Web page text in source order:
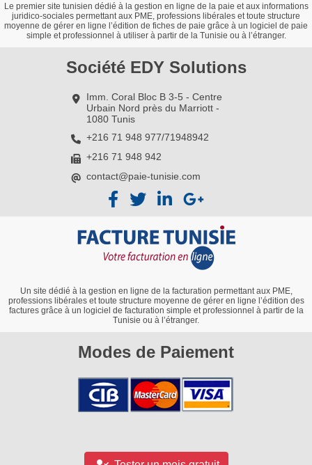
Le premier site tunisien dédié à la gestion en ligne de la paie et aux informations
juridico-sociales permettant aux PME, professions libérales et toute structure
moyenne de gérer en ligne l’édition de fiches de paie grâce à un logiciel de paie
simple et professionnel à utiliser à partir de la Tunisie ou à l’étranger.
Société EDY Solutions
Imm. Coral Bloc B 3-5 - Centre
Urbain Nord près du Marriott -
1080 Tunis
+216 71 948 977/71948942
+216 71 948 942
contact@paie-tunisie.com
Modes de Paiement
Un site dédié à la gestion en ligne de la facturation permettant aux PME,
professions libérales et toute structure moyenne de gérer en ligne l’édition des
factures grâce à un logiciel de facturation simple et professionnel à partir de la
Tunisie ou à l’étranger.